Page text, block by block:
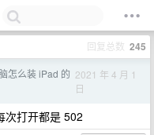
回复总数 245
怎么装 iPad 的 2021 年 4 月 1
日
次打开都是 502